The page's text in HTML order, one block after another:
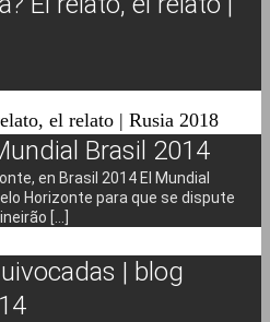
Brasil 2014
en Brasil 2014 El Mundial
Horizonte para que se dispute
[...]
| blog